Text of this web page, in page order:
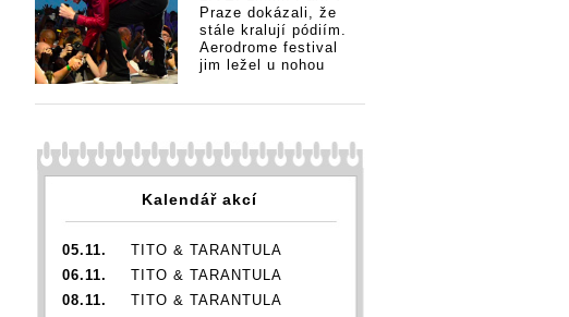
Skladbu roku
bojují Måneskin,
Billie Eilish i
Adele, o
videoklip Iron
Maiden nebo
Skladbu roku
bojují Måneskin,
Billie Eilish i
Adele, o
Coldplay
Praze dokázali, že
stále kralují pódiím.
Aerodrome festival
jim ležel u nohou
Kalendář akcí
05.11.
TITO & TARANTULA
06.11.
TITO & TARANTULA
08.11.
TITO & TARANTULA